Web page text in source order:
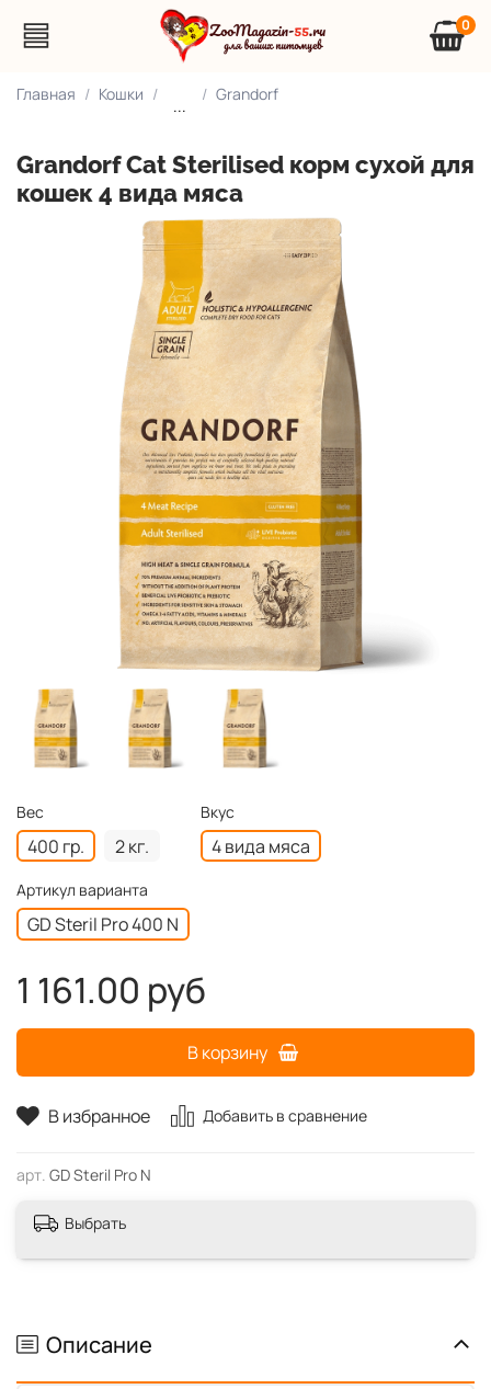
0
Главная Кошки
...
Grandorf
Grandorf Сat Sterilised корм сухой для
кошек 4 вида мяса
В избранное Добавить в сравнение
арт. GD Steril Pro N
Вес
400 гр. 2 кг.
Вкус
4 вида мяса
Артикул варианта
GD Steril Pro 400 N
1 161.00 руб
В корзину
Выбрать
Описание